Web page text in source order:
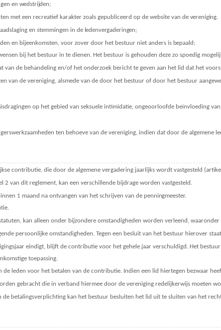
en wedstrijden;
met een recreatief karakter zoals gepubliceerd op de website van de vereniging.
en stemmingen in de ledenvergaderingen;
en bijeenkomsten, voor zover door het bestuur niet anders is bepaald;
bij het bestuur in te dienen. Het bestuur is gehouden deze zo spoedig
van de behandeling en/of het onderzoek bericht te geven aan het lid dat het
van de vereniging, alsmede van de door het bestuur of door het bestuur
op het gebied van seksuele intimidatie, ongeoorloofde beïnvloeding
ten behoeve van de vereniging, indien dat door de algemene
contributie, die door de algemene vergadering jaarlijks wordt vastgesteld
2 van dit reglement, kan een verschillende bijdrage worden vastgesteld.
1 maand na ontvangen van het schrijven van de penningmeester.
kan alleen onder bijzondere omstandigheden worden verleend,
persoonlijke omstandigheden. Tegen een besluit van het bestuur hierover
eindigt, blijft de contributie voor het gehele jaar verschuldigd. Het
toepassing.
de leden voor het betalen van de contributie. Indien een lid hiertegen bezwaar
gebracht die in verband hiermee door de vereniging redelijkerwijs moeten
betalingsverplichting kan het bestuur besluiten het lid uit te sluiten van het